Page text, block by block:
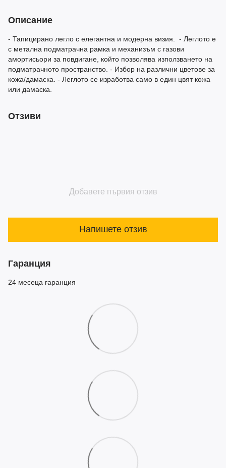
Описание
- Тапицирано легло с елегантна и модерна визия. - Леглото е
с метална подматрачна рамка и механизъм с газови
амортисьори за повдигане, който позволява използването на
подматрачното пространство. - Избор на различни цветове за
кожа/дамаска. - Леглото се изработва само в един цвят кожа
или дамаска.
Отзиви
Добавете първия отзив
Напишете отзив
Гаранция
24 месеца гаранция